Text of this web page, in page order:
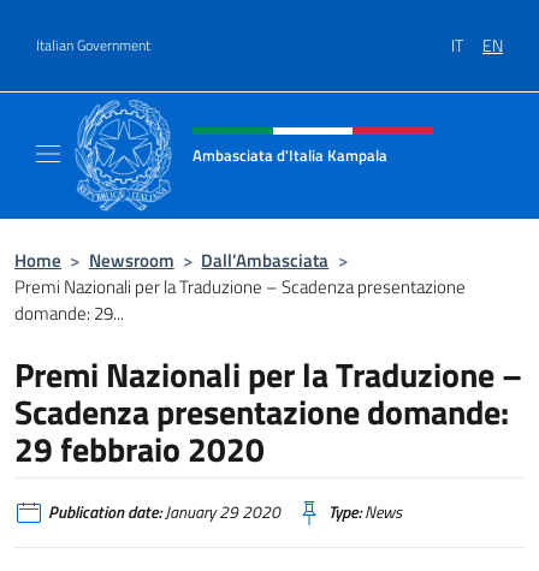
Italian Government IT EN
Header, social and menu of site
Ambasciata d'Italia Kampala
Home > Newsroom > Dall’Ambasciata >
Premi Nazionali per la Traduzione – Scadenza presentazione
domande: 29...
Premi Nazionali per la Traduzione –
Scadenza presentazione domande:
29 febbraio 2020
Publication date:January 29 2020 Type:News